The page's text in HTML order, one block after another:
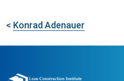
< Konrad Adenauer